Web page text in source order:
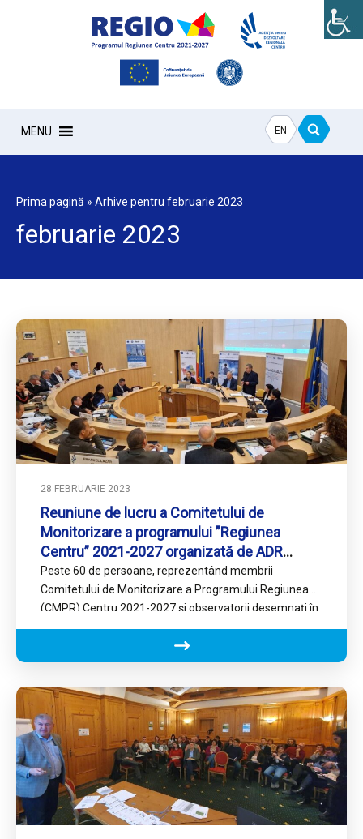
MENU EN
Prima pagină » Arhive pentru februarie 2023
februarie 2023
28 FEBRUARIE 2023
Reuniune de lucru a Comitetului de
Monitorizare a programului ”Regiunea
Centru” 2021-2027 organizată de ADR
Centru și CJ Sibiu
Peste 60 de persoane, reprezentând membrii
Comitetului de Monitorizare a Programului Regiunea
(CMPR) Centru 2021-2027 și observatorii desemnați în
cadrul acestui organism, au participat –…